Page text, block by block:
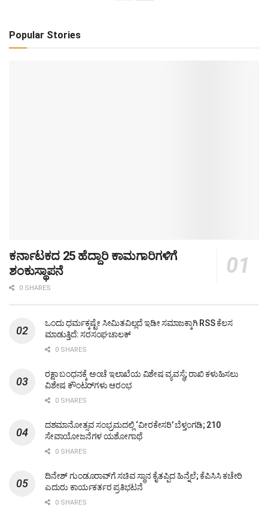
Popular Stories
ಕರ್ನಾಟಕದ 25 ಹೆದ್ದಾರಿ ಕಾಮಗಾರಿಗಳಿಗೆ
ಶಂಕುಸ್ಥಾಪನೆ
0 SHARES
ಒಂದು ಧರ್ಮಕ್ಕಷ್ಟೇ ಸೀಮಿತವಿಲ್ಲದೆ ಇಡೀ ಸಮಾಜಕ್ಕಾಗಿ RSS ಕೆಲಸ
ಮಾಡುತ್ತಿದೆ: ಸರಸಂಘಚಾಲಕ್
0 SHARES
ರಕ್ಷಾ ಬಂಧನಕ್ಕೆ ಅಂಚೆ ಇಲಾಖೆಯ ವಿಶೇಷ ವ್ಯವಸ್ಥೆ; ರಾಖಿ ಕಳುಹಿಸಲು
ವಿಶೇಷ ಕೌಂಟರ್‌ಗಳು ಆರಂಭ
0 SHARES
ದಶಮಾನೋತ್ಸವ ಸಂಭ್ರಮದಲ್ಲಿ ‘ವೀರಕೇಸರಿ’ ಬೆಳ್ತಂಗಡಿ; 210
ಸೇವಾಯೋಜನೆಗಳ ಯಶೋಗಾಥೆ
0 SHARES
ದಿನೇಶ್ ಗುಂಡೂರಾವ್‌ಗೆ ಸಚಿವ ಸ್ಥಾನ ಕೈತಪ್ಪಿದ ಹಿನ್ನೆಲೆ; ಕೆಪಿಸಿಸಿ ಕಚೇರಿ
ಎದುರು ಕಾರ್ಯಕರ್ತರ ಪ್ರತಿಭಟನೆ
0 SHARES